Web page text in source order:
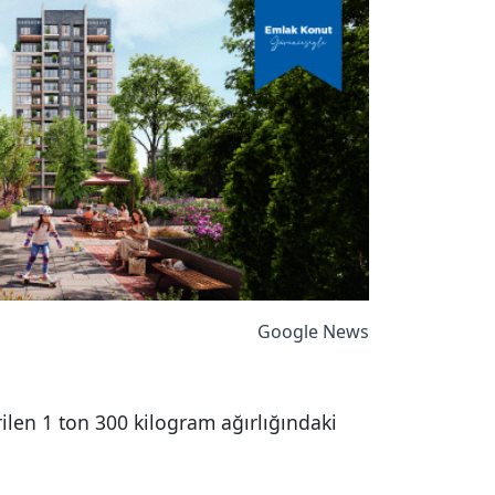
Google News
1 ton 300 kilogram ağırlığındaki